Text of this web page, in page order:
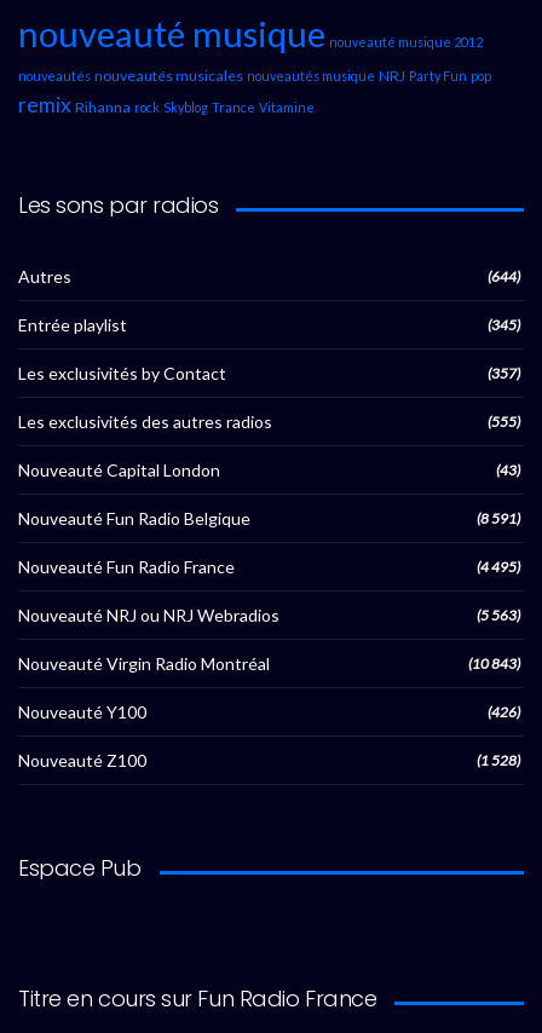
nouveauté musique nouveauté musique 2012
nouveautés nouveautés musicales nouveautés musique NRJ Party Fun pop
remix Rihanna rock Skyblog Trance Vitamine
Les sons par radios
Autres (644)
Entrée playlist (345)
Les exclusivités by Contact (357)
Les exclusivités des autres radios (555)
Nouveauté Capital London (43)
Nouveauté Fun Radio Belgique (8 591)
Nouveauté Fun Radio France (4 495)
Nouveauté NRJ ou NRJ Webradios (5 563)
Nouveauté Virgin Radio Montréal (10 843)
Nouveauté Y100 (426)
Nouveauté Z100 (1 528)
Espace Pub
Titre en cours sur Fun Radio France